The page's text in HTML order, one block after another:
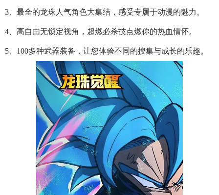
3、最全的龙珠人气角色大集结，感受专属于动漫的魅力。
4、高自由无锁定视角，超燃必杀技点燃你的热血情怀。
5、100多种武器装备，让您体验不同的搜集与成长的乐趣。